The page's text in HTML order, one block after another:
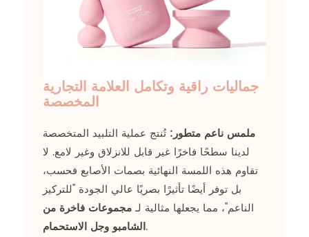
جماليات راقية وتكامل العلامة التجارية
المخصصة
ملمس ناعم متطور: تُنتج عملية التلبيد المتخصصة
لدينا سطحًا فاخرًا غير قابل للانزلاق وغير لامع. لا
تقاوم هذه اللمسة النهائية بصمات الأصابع فحسب،
بل توفر أيضًا تأثيرًا بصريًا عالي الجودة "للتركيز
الناعم"، مما يجعلها مثالية لـمجموعات فاخرة من
الشامبو وجل الاستحمام.